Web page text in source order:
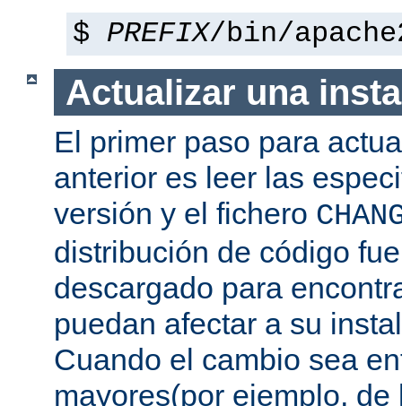
$ PREFIX/bin/
Actualizar una
El primer paso para
anterior es leer las
versión y el fichero
distribución de código
descargado para
puedan afectar a su
Cuando el cambio sea
mayores(por ejemplo,